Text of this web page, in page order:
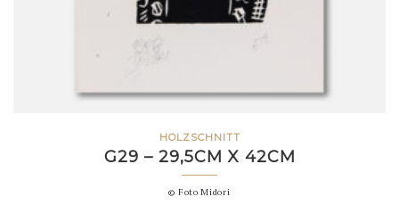
HOLZSCHNITT
G29 – 29,5CM X 42CM
© Foto Midori